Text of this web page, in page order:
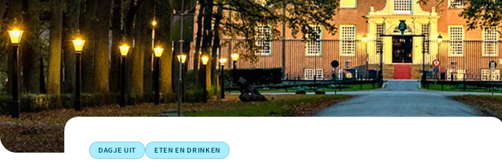
DAGJE UIT ETEN EN DRINKEN